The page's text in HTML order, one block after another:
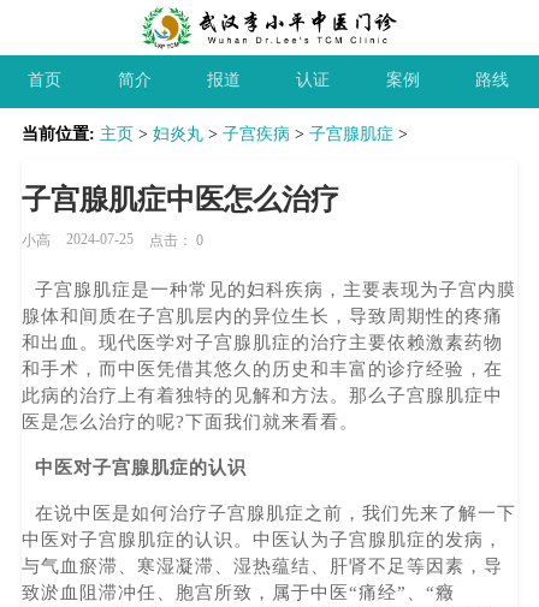
首页 简介 报道 认证 案例 路线
当前位置: 主页> 妇炎丸> 子宫疾病 > 子宫腺肌症 >
子宫腺肌症中医怎么治疗
小高 2024-07-25 点击：0
子宫腺肌症是一种常见的妇科疾病，主要表现为子宫内膜
腺体和间质在子宫肌层内的异位生长，导致周期性的疼痛
和出血。现代医学对子宫腺肌症的治疗主要依赖激素药物
和手术，而中医凭借其悠久的历史和丰富的诊疗经验，在
此病的治疗上有着独特的见解和方法。那么子宫腺肌症中
医是怎么治疗的呢?下面我们就来看看。
中医对子宫腺肌症的认识
在说中医是如何治疗子宫腺肌症之前，我们先来了解一下
中医对子宫腺肌症的认识。中医认为子宫腺肌症的发病，
与气血瘀滞、寒湿凝滞、湿热蕴结、肝肾不足等因素，导
致淤血阻滞冲任、胞宫所致，属于中医“痛经”、“癥